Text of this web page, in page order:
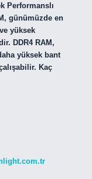
Performanslı
günümüzde en
yüksek
DDR4 RAM,
yüksek bant
Kaç